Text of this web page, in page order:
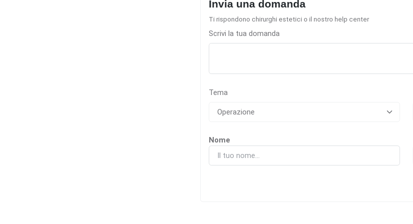
Invia una domanda
Ti rispondono chirurghi estetici o il nostro help center
Scrivi la tua domanda
Tema
Nome